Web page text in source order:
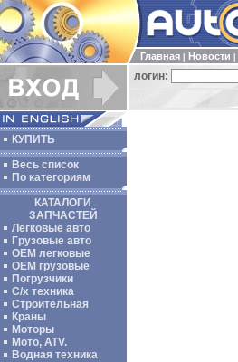
Главная Новости
логин:
КУПИТЬ
Весь список
По категориям
КАТАЛОГИ
ЗАПЧАСТЕЙ
Легковые авто
Грузовые авто
ОЕМ легковые
OEM грузовые
Погрузчики
С/х техника
Строительная
Краны
Моторы
Мото, ATV.
Водная техника